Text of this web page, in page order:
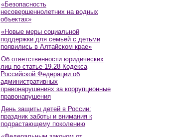
«Безопасность
несовершеннолетних на водных
объектах»
«Новые меры социальной
поддержки для семьей с детьми
появились в Алтайском крае»
Об ответственности юридических
лиц по статье 19.28 Кодекса
Российской Федерации об
административных
правонарушениях за коррупционные
правонарушения
День защиты детей в России:
праздник заботы и внимания к
подрастающему поколению